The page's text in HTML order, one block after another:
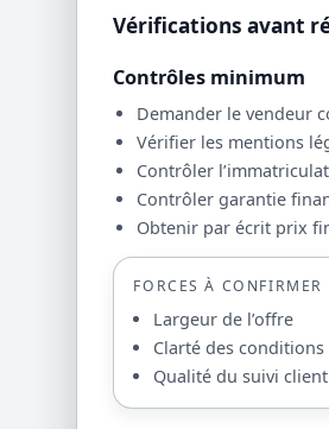
Vérifications avant
Contrôles minimum
Demander le vendeur
Vérifier les mentions
Contrôler
Contrôler garantie
Obtenir par écrit prix
FORCES À CONFIRMER
Largeur de l’offre
Clarté des conditions
Qualité du suivi client